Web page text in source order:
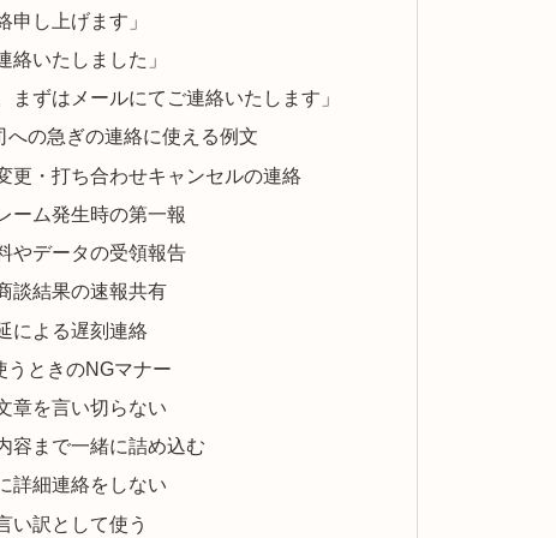
申し上げます」
絡いたしました」
まずはメールにてご連絡いたします」
への急ぎの連絡に使える例文
更・打ち合わせキャンセルの連絡
ーム発生時の第一報
やデータの受領報告
談結果の速報共有
による遅刻連絡
うときのNGマナー
章を言い切らない
容まで一緒に詰め込む
詳細連絡をしない
い訳として使う